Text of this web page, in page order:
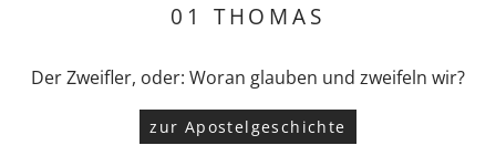
01 THOMAS
Der Zweifler, oder: Woran glauben und zweifeln wir?
zur Apostelgeschichte